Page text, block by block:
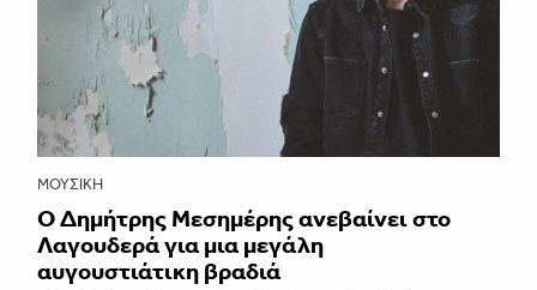
ΜΟΥΣΙΚΉ
Ο Δημήτρης Μεσημέρης ανεβαίνει στο
Λαγουδερά για μια μεγάλη
αυγουστιάτικη βραδιά